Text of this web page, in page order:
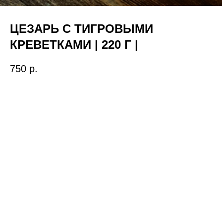
ЦЕЗАРЬ С ТИГРОВЫМИ
КРЕВЕТКАМИ | 220 Г |
750 р.